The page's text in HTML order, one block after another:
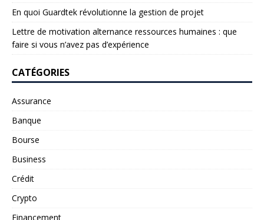
En quoi Guardtek révolutionne la gestion de projet
Lettre de motivation alternance ressources humaines : que
faire si vous n’avez pas d’expérience
CATÉGORIES
Assurance
Banque
Bourse
Business
Crédit
Crypto
Financement